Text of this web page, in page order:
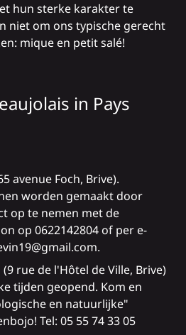
hun sterke karakter te
niet om ons typische gerecht
mique en petit salé!
in Pays
avenue Foch, Brive).
worden gemaakt door
op te nemen met de
op 0622142804 of per e-
(9 rue de l'Hôtel de Ville, Brive)
tijden geopend. Kom en
en natuurlijke"
Tel: 05 55 74 33 05